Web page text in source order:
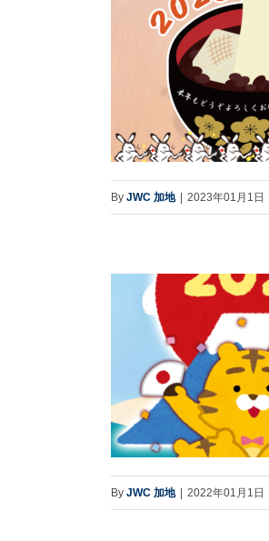
By JWC 加地 2023年01月1日
By JWC 加地 2022年01月1日